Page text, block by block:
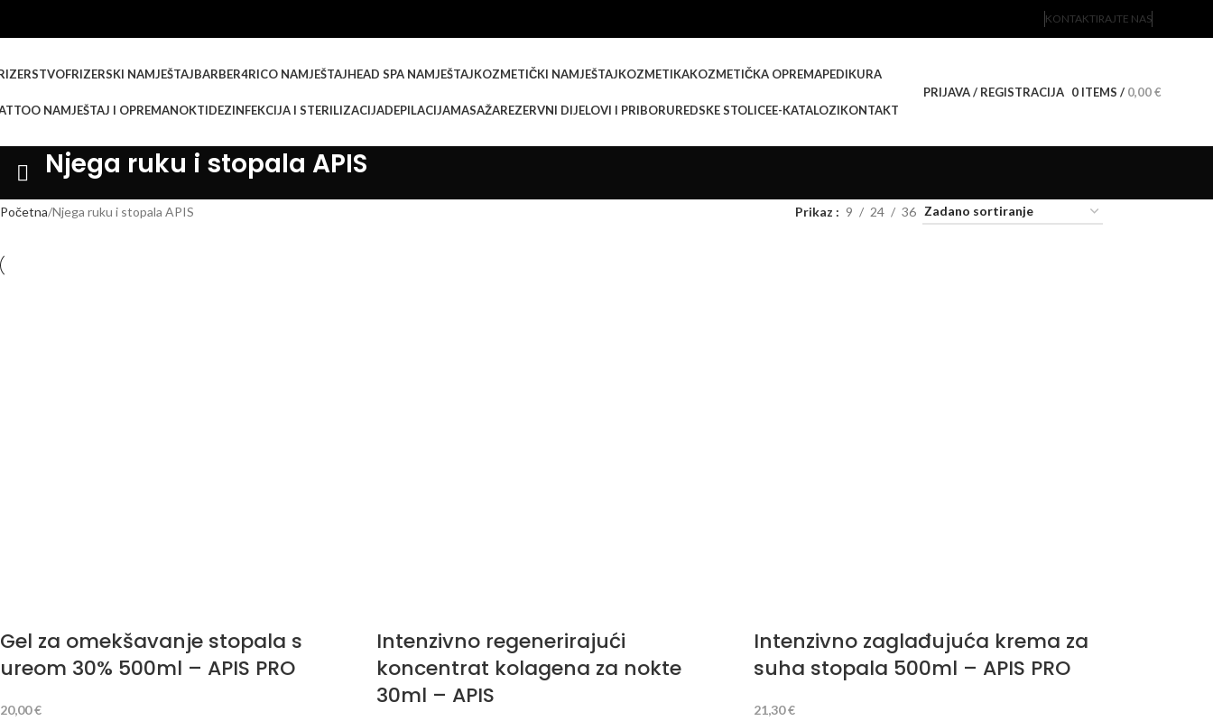
KONTAKTIRAJTE NAS
FRIZERSKI NAMJEŠTAJBARBER4RICO NAMJEŠTAJHEAD SPA NAMJEŠTAJKOZMETIČKI NAMJEŠTAJKOZMETIKAKOZMETIČKA OPREMAPEDIKURA
NAMJEŠTAJ I OPREMANOKTIDEZINFEKCIJA I STERILIZACIJADEPILACIJAMASAŽAREZERVNI DIJELOVI I PRIBORUREDSKE STOLICEE-KATALOZIKONTAKT
PRIJAVA / REGISTRACIJA 0 ITEMS / 0,00€
Njega ruku i stopala APIS
Početna Njega ruku i stopala APIS Prikaz 9 24 36
Gel za omekšavanje stopala s
ureom 30% 500ml – APIS PRO
20,00€
Intenzivno regenerirajući
koncentrat kolagena za nokte
30ml – APIS
Intenzivno zaglađujuća krema za
suha stopala 500ml – APIS PRO
21,30€